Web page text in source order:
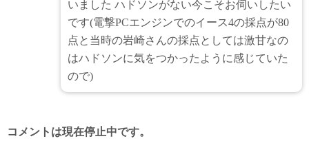
いました ハドソンがない今こそお伺いしたい
です(電撃PCエンジンでのイース4の採点が80
点と当時の岩崎さんの採点としては激甘なの
はハドソンに気をつかったように感じていた
ので)
コメントは現在停止中です。